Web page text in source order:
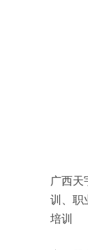
广西天
训、职
培训